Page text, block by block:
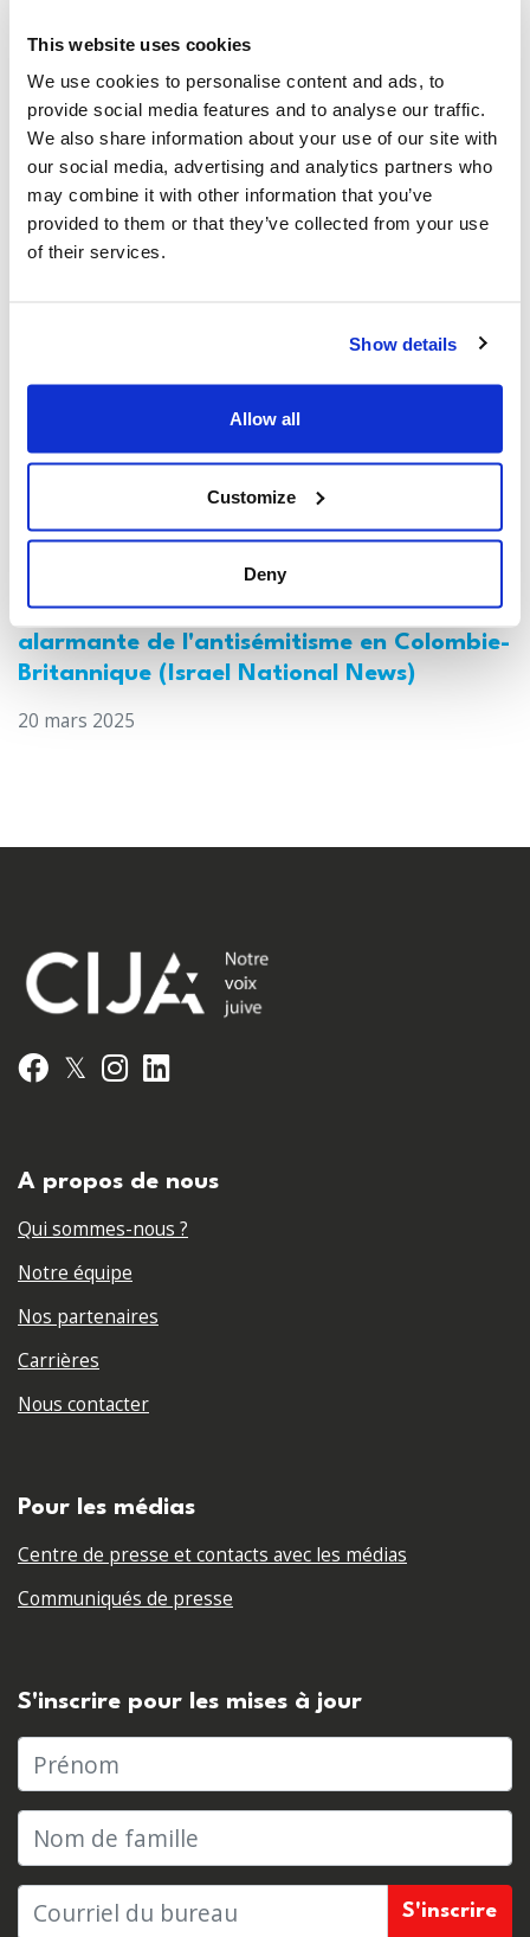
This website uses cookies
We use cookies to personalise content and ads, to
provide social media features and to analyse our traffic.
We also share information about your use of our site with
our social media, advertising and analytics partners who
may combine it with other information that you’ve
provided to them or that they’ve collected from your use
of their services.
Show details
Allow all
Customize
Deny
Les dirigeants juifs réagissent à la
libération sous caution d'un homme de
Toronto accusé de multiples agressions
antisémites au cours de l'année écoulée
(The Canadian Jewish News)
Canada : Une enquête révèle une hausse
alarmante de l'antisémitisme en Colombie-
Britannique (Israel National News)
20 mars 2025
Facebook
𝕏 Instagram
A propos de nous
Qui sommes-nous ?
Notre équipe
Nos partenaires
Carrières
Nous contacter
Pour les médias
Centre de presse et contacts avec les médias
Communiqués de presse
S'inscrire pour les mises à jour
Prénom
Nom de famille